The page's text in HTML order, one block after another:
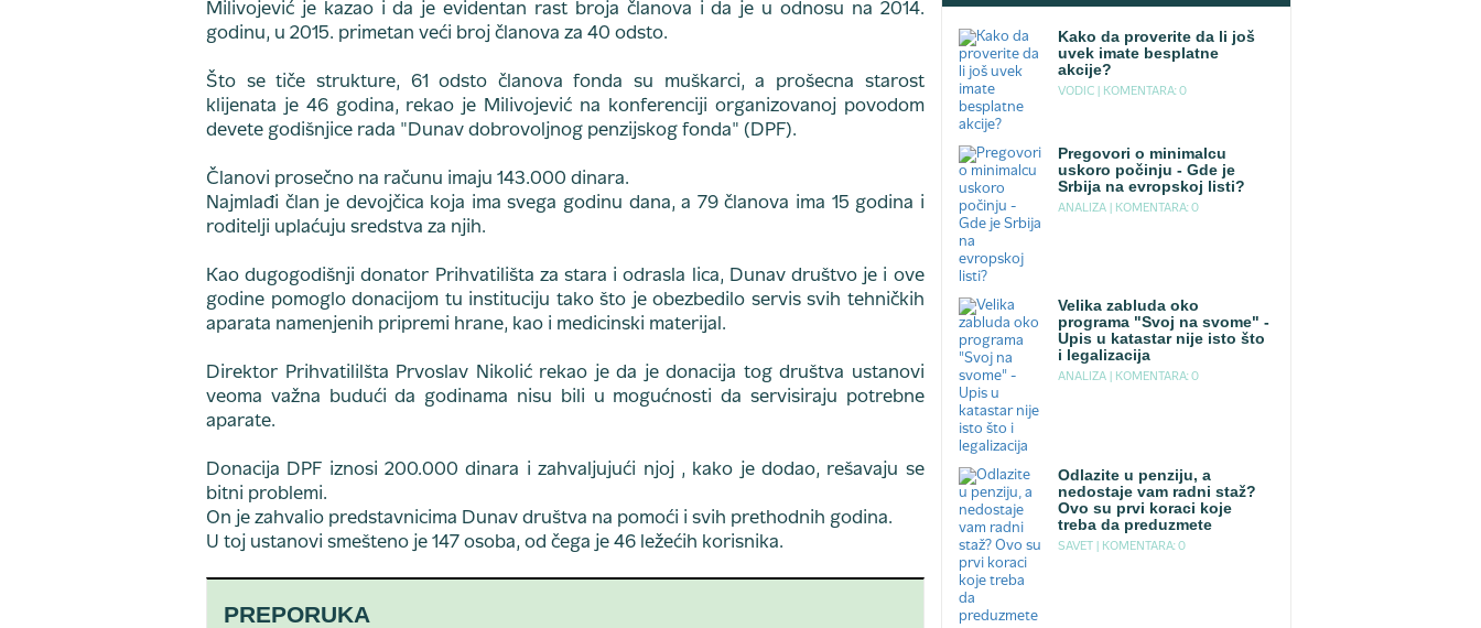
Milivojević je kazao i da je evidentan rast broja članova i da je u odnosu na 2014.
godinu, u 2015. primetan veći broj članova za 40 odsto.
Što se tiče strukture, 61 odsto članova fonda su muškarci, a prošecna starost
klijenata je 46 godina, rekao je Milivojević na konferenciji organizovanoj povodom
devete godišnjice rada "Dunav dobrovoljnog penzijskog fonda" (DPF).
Članovi prosečno na računu imaju 143.000 dinara.
Najmlađi član je devojčica koja ima svega godinu dana, a 79 članova ima 15 godina i
roditelji uplaćuju sredstva za njih.
Kao dugogodišnji donator Prihvatilišta za stara i odrasla lica, Dunav društvo je i ove
godine pomoglo donacijom tu instituciju tako što je obezbedilo servis svih tehničkih
aparata namenjenih pripremi hrane, kao i medicinski materijal.
Direktor Prihvatililšta Prvoslav Nikolić rekao je da je donacija tog društva ustanovi
veoma važna budući da godinama nisu bili u mogućnosti da servisiraju potrebne
aparate.
Donacija DPF iznosi 200.000 dinara i zahvaljujući njoj , kako je dodao, rešavaju se
bitni problemi.
On je zahvalio predstavnicima Dunav društva na pomoći i svih prethodnih godina.
U toj ustanovi smešteno je 147 osoba, od čega je 46 ležećih korisnika.
PREPORUKA
Kako da proverite da li još
uvek imate besplatne
akcije?
VODIC | KOMENTARA: 0
Pregovori o minimalcu
uskoro počinju - Gde je
Srbija na evropskoj listi?
ANALIZA | KOMENTARA: 0
Velika zabluda oko
programa "Svoj na svome" -
Upis u katastar nije isto što
i legalizacija
ANALIZA | KOMENTARA: 0
Odlazite u penziju, a
nedostaje vam radni staž?
Ovo su prvi koraci koje
treba da preduzmete
SAVET | KOMENTARA: 0